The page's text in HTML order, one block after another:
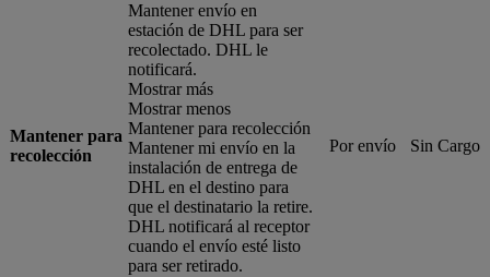
Mantener para
recolección
Mantener envío en
estación de DHL para ser
recolectado. DHL le
notificará.
Mostrar más
Mostrar menos
Mantener para recolección
Mantener mi envío en la
instalación de entrega de
DHL en el destino para
que el destinatario la retire.
DHL notificará al receptor
cuando el envío esté listo
para ser retirado.
Por envío Sin Cargo